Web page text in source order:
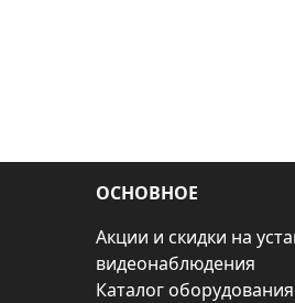
ОСНОВНОЕ
Акции и скидки на
видеонаблюдения
Каталог